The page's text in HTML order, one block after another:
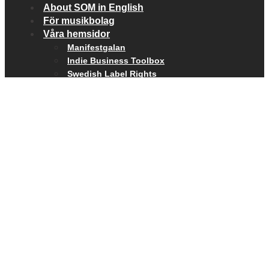
About SOM in English
För musikbolag
Våra hemsidor
Manifestgalan
Indie Business Toolbox
Swedish Label Rights